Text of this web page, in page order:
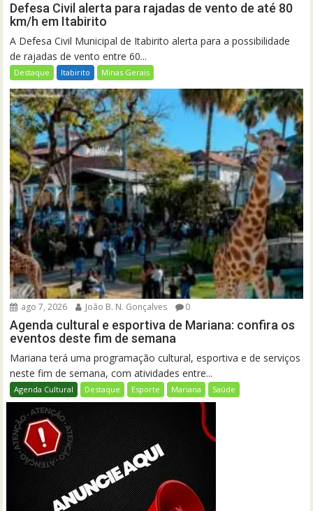
Defesa Civil alerta para rajadas de vento de até 80
km/h em Itabirito
A Defesa Civil Municipal de Itabirito alerta para a possibilidade
de rajadas de vento entre 60...
Destaque Itabirito Minas Gerais
ago 7, 2026 João B. N. Gonçalves 0
Agenda cultural e esportiva de Mariana: confira os
eventos deste fim de semana
Mariana terá uma programação cultural, esportiva e de serviços
neste fim de semana, com atividades entre...
Agenda Cultural Destaque Esporte Mariana Saúde